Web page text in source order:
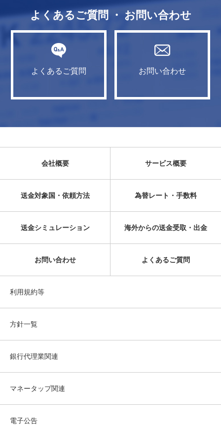
よくあるご質問 ・ お問い合わせ
よくあるご質問 お問い合わせ
会社概要 サービス概要
送金対象国・依頼方法 為替レート・手数料
送金シミュレーション 海外からの送金受取・出金
お問い合わせ よくあるご質問
利用規約等
方針一覧
銀行代理業関連
マネータップ関連
電子公告